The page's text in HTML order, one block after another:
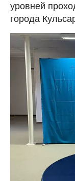
уровней
города